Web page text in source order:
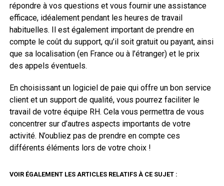
répondre à vos questions et vous fournir une assistance
efficace, idéalement pendant les heures de travail
habituelles. Il est également important de prendre en
compte le coût du support, qu’il soit gratuit ou payant, ainsi
que sa localisation (en France ou à l’étranger) et le prix
des appels éventuels.
En choisissant un logiciel de paie qui offre un bon service
client et un support de qualité, vous pourrez faciliter le
travail de votre équipe RH. Cela vous permettra de vous
concentrer sur d’autres aspects importants de votre
activité. N’oubliez pas de prendre en compte ces
différents éléments lors de votre choix !
VOIR ÉGALEMENT LES ARTICLES RELATIFS À CE SUJET :